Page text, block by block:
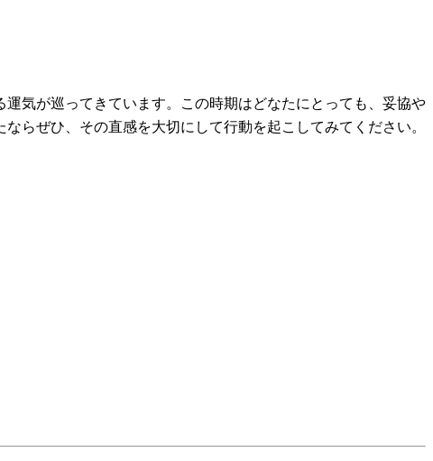
気が巡ってきています。この時期はどなたにとっても、妥協や
らぜひ、その直感を大切にして行動を起こしてみてください。